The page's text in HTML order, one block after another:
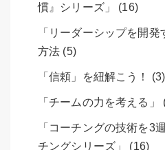
慣』シリーズ」 (16)
「リーダーシップを開
方法 (5)
「信頼」を紐解こう！ (3)
「チームの力を考える」
「コーチングの技術を3
チングシリーズ」 (16)